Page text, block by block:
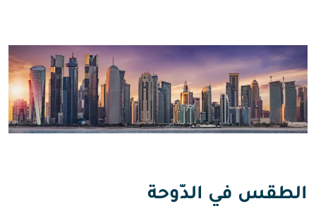
الطقس في الدّوحة